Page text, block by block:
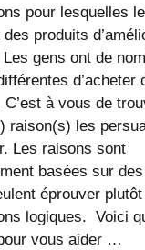
pour lesquelles
produits
Les gens ont de
d’acheter
C’est à vous de
raison(s) les
Les raisons sont
basées sur
éprouver
logiques. Voici
vous aider …